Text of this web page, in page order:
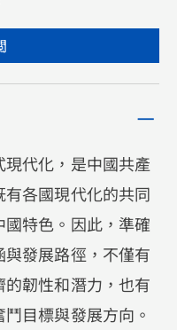
代化，是中國共產
各國現代化的共同
特色。因此，準確
發展路徑，不僅有
韌性和潛力，也有
目標與發展方向。